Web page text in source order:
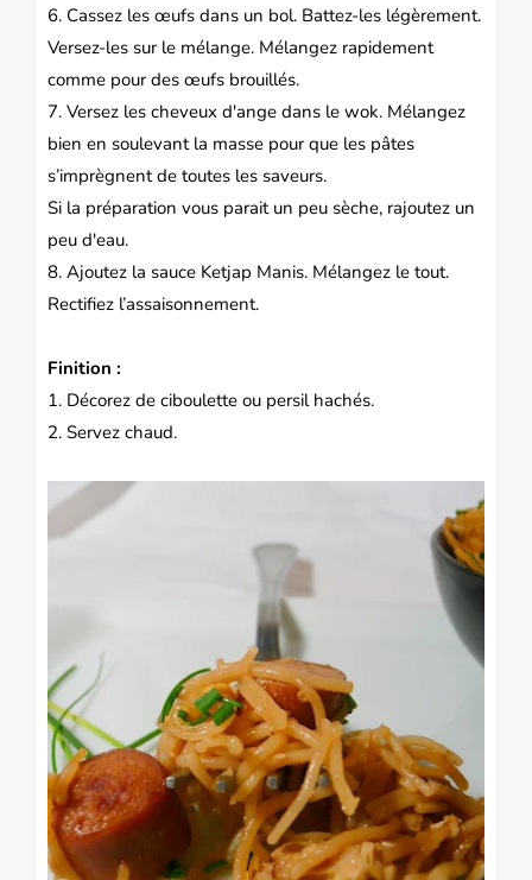
6. Cassez les œufs dans un bol. Battez-les légèrement.
Versez-les sur le mélange. Mélangez rapidement
comme pour des œufs brouillés.
7. Versez les cheveux d'ange dans le wok. Mélangez
bien en soulevant la masse pour que les pâtes
s’imprègnent de toutes les saveurs.
Si la préparation vous parait un peu sèche, rajoutez un
peu d'eau.
8. Ajoutez la sauce Ketjap Manis. Mélangez le tout.
Rectifiez l’assaisonnement.
Finition :
1. Décorez de ciboulette ou persil hachés.
2. Servez chaud.